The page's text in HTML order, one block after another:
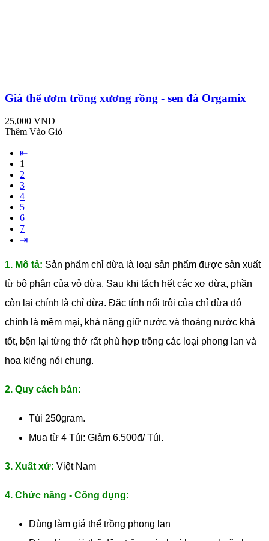
Giá thể ươm trồng xương rồng - sen đá Orgamix
25,000 VND
Thêm Vào Giỏ
⇤
1
2
3
4
5
6
7
⇥
1. Mô tả: Sản phẩm chỉ dừa là loại sản phẩm được sản xuất
từ bộ phận của vỏ dừa. Sau khi tách hết các xơ dừa, phần
còn lại chính là chỉ dừa. Đặc tính nổi trội của chỉ dừa đó
chính là mềm mại, khả năng giữ nước và thoáng nước khá
tốt, bện lại từng thớ rất phù hợp trồng các loại phong lan và
hoa kiểng nói chung.
2. Quy cách bán:
Túi 250gram.
Mua từ 4 Túi: Giảm 6.500đ/ Túi.
3. Xuất xứ: Việt Nam
4. Chức năng - Công dụng:
Dùng làm giá thể trồng phong lan